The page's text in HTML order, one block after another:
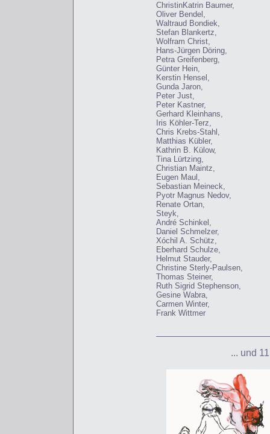
ChristinKatrin Baumer,
Oliver Bendel,
Waltraud Bondiek,
Stefan Blankertz,
Wolfram Christ,
Hans-Jürgen Döring,
Petra Greifenberg,
Günter Hein,
Kerstin Hensel,
Gunda Jaron,
Peter Just,
Peter Kastner,
Gerhard Kleinhans,
Iris Köhler-Terz,
Chris Krebs-Stahl,
Matthias Kübler,
Kathrin B. Külow,
Tina Lürtzing,
Christian Maintz,
Eugen Maul,
Sebastian Meineck,
Pyotr Magnus Nedov,
Renate Ortan,
Steyk,
André Schinkel,
Daniel Schmelzer,
Xóchil A. Schütz,
Eberhard Schulze,
Helmut Stauder,
Christine Sterly-Paulsen,
Thomas Steiner,
Ruth Sigrid Stephenson,
Gesine Wabra,
Carmen Winter,
Frank Wittmer
... und